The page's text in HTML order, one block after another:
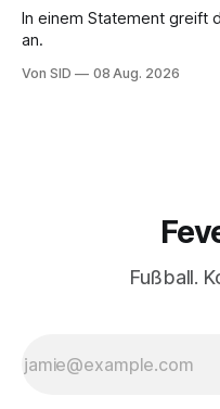
In einem Statement greift
an.
Von SID 08 Aug. 2026
Fußball.